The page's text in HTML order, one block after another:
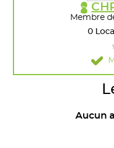
Membre
0
Aucun